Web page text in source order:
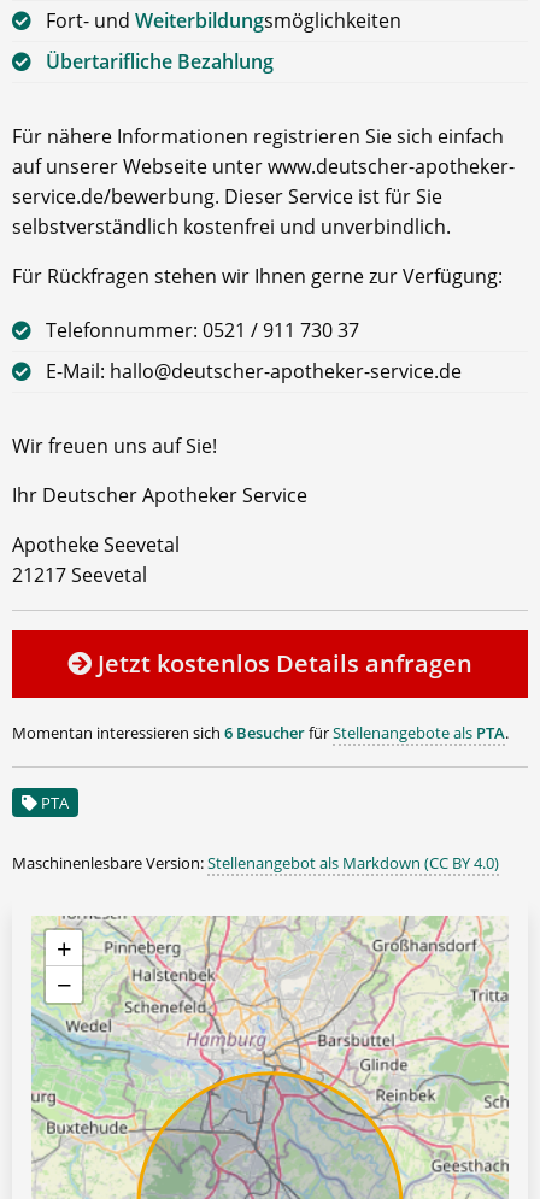
Fort- und Weiterbildungsmöglichkeiten
Übertarifliche Bezahlung
Für nähere Informationen registrieren Sie sich einfach
auf unserer Webseite unter www.deutscher-apotheker-
service.de/bewerbung. Dieser Service ist für Sie
selbstverständlich kostenfrei und unverbindlich.
Für Rückfragen stehen wir Ihnen gerne zur Verfügung:
Telefonnummer: 0521 / 911 730 37
E-Mail: hallo@deutscher-apotheker-service.de
Wir freuen uns auf Sie!
Ihr Deutscher Apotheker Service
Apotheke Seevetal
21217 Seevetal
Jetzt kostenlos Details anfragen
Momentan interessieren sich 6 BesucherfürStellenangebote als PTA.
PTA
Maschinenlesbare Version:Stellenangebot als Markdown (CC BY 4.0)
+
−